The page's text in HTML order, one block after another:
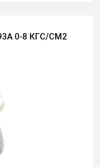
0-8 КГС/СМ2